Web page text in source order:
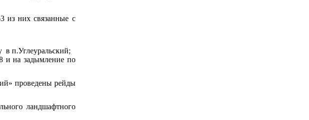
из них связанные с
в п.Углеуральский;
и на задымление по
проведены рейды
ландшафтного